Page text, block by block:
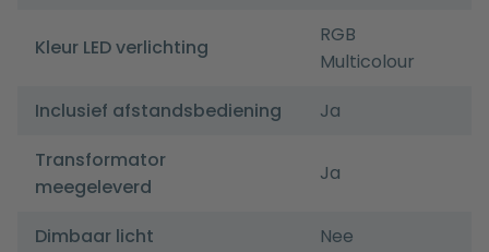
Kleur LED verlichting
RGB
Multicolour
Inclusief afstandsbediening
Ja
Transformator
meegeleverd
Ja
Dimbaar licht Nee